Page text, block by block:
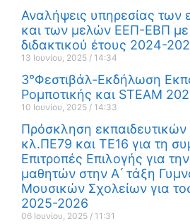
Αναλήψεις υπηρεσίας
και των μελών ΕΕΠ-ΕΒΠ με
διδακτικού έτους 2024-
13 Ιουνίου, 2025 14:34
3°Φεστιβάλ-Εκδήλωση
Ρομποτικής και STEAM
10 Ιουνίου, 2025 14:33
Πρόσκληση
κλ.ΠΕ79 και ΤΕ16 για τη
Επιτροπές Επιλογής για
μαθητών στην Α ́ τάξη
Μουσικών Σχολείων για
2025-2026
06 Ιουνίου, 2025 11:31